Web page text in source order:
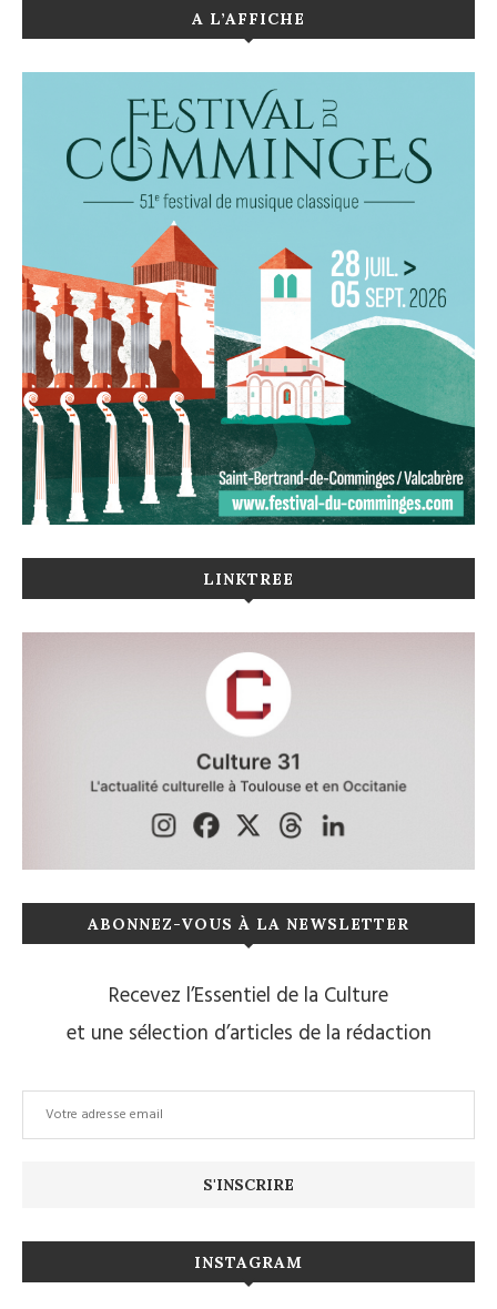
A L’AFFICHE
LINKTREE
ABONNEZ-VOUS À LA NEWSLETTER
Recevez l’Essentiel de la Culture
et une sélection d’articles de la rédaction
INSTAGRAM